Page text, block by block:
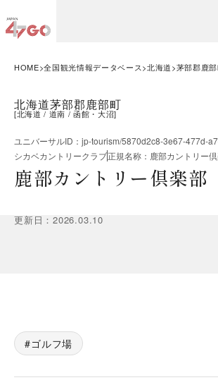
HOME 全国観光情報データベース 北海道 茅部郡鹿
北海道茅部郡鹿部町
[北海道 道南 函館・大沼]
ユニバーサルID ： jp-tourism/5870d2c8-3e67-477d-
シカベカントリークラブ正規名称 ： 鹿部カントリー
鹿部カントリー倶楽部
更新日 ：2026.03.10
ゴルフ場